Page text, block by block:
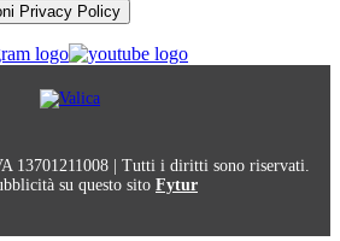
Privacy Policy
13701211008 | Tutti i diritti sono riservati.
su questo sito Fytur